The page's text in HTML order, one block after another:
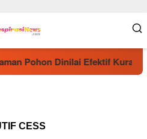
Pohon Dinilai Efektif
CESS